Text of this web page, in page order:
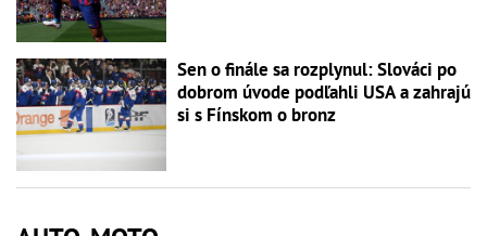
Sen o finále sa rozplynul: Slováci po
dobrom úvode podľahli USA a zahrajú
si s Fínskom o bronz